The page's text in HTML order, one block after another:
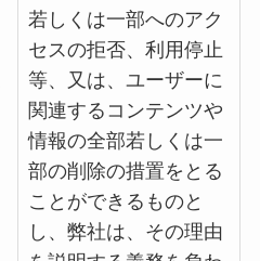
若しくは一部へのアク
セスの拒否、利用停止
等、又は、ユーザーに
関連するコンテンツや
情報の全部若しくは一
部の削除の措置をとる
ことができるものと
し、弊社は、その理由